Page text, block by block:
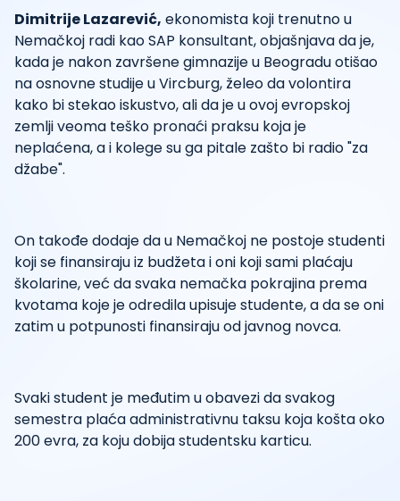
Dimitrije Lazarević, ekonomista koji trenutno u
Nemačkoj radi kao SAP konsultant, objašnjava da je,
kada je nakon završene gimnazije u Beogradu otišao
na osnovne studije u Vircburg, želeo da volontira
kako bi stekao iskustvo, ali da je u ovoj evropskoj
zemlji veoma teško pronaći praksu koja je
neplaćena, a i kolege su ga pitale zašto bi radio "za
džabe".
On takođe dodaje da u Nemačkoj ne postoje studenti
koji se finansiraju iz budžeta i oni koji sami plaćaju
školarine, već da svaka nemačka pokrajina prema
kvotama koje je odredila upisuje studente, a da se oni
zatim u potpunosti finansiraju od javnog novca.
Svaki student je međutim u obavezi da svakog
semestra plaća administrativnu taksu koja košta oko
200 evra, za koju dobija studentsku karticu.